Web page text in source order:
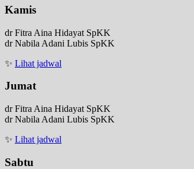
Kamis
dr Fitra Aina Hidayat SpKK
dr Nabila Adani Lubis SpKK
✨ Lihat jadwal
Jumat
dr Fitra Aina Hidayat SpKK
dr Nabila Adani Lubis SpKK
✨ Lihat jadwal
Sabtu